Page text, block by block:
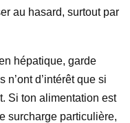
au hasard, surtout par
hépatique, garde
d’intérêt que si
Si ton alimentation est
surcharge particulière,